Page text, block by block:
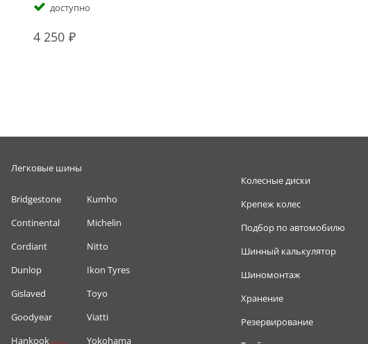
доступно
4 250
Легковые шины
Bridgestone
Continental
Cordiant
Dunlop
Gislaved
Goodyear
Hankook
Kumho
Michelin
Nitto
Ikon Tyres
Toyo
Viatti
Yokohama
Колесные диски
Крепеж колес
Подбор по автомобилю
Шинный калькулятор
Шиномонтаж
Хранение
Резервирование